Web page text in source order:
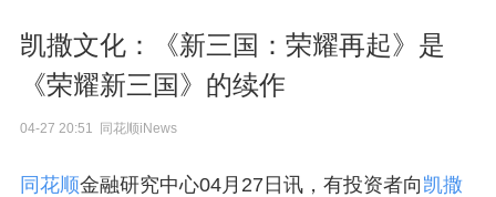
凯撒文化：《新三国：荣耀再起》是
《荣耀新三国》的续作
04-27 20:51 同花顺iNews
同花顺金融研究中心04月27日讯，有投资者向 凯撒